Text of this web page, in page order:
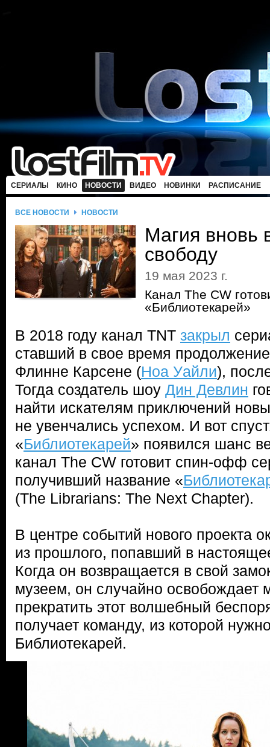
СЕРИАЛЫ КИНО НОВОСТИ ВИДЕО НОВИНКИ РАСПИСАНИЕ
ВСЕ НОВОСТИ НОВОСТИ
Магия вновь
свободу
19 мая 2023 г.
Канал The CW
«Библиотекарей»
В 2018 году канал TNT закрыл
ставший в свое время
Флинне Карсене (Ноа Уайли),
Тогда создатель шоу Дин Девлин
найти искателям приключений
не увенчались успехом. И вот
«Библиотекарей» появился шанс
канал The CW готовит спин-офф
получивший название «
(The Librarians: The Next Chapter).
В центре событий нового проекта
из прошлого, попавший в
Когда он возвращается в свой
музеем, он случайно освобождает
прекратить этот волшебный
получает команду, из которой
Библиотекарей.